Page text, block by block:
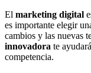
El marketing digital
es importante elegir
cambios y las nuevas
innovadora te
competencia.